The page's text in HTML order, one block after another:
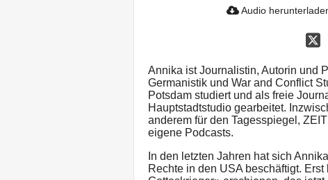
Audio
Annika ist Journalistin, Autorin und
Germanistik und War and Conflict
Potsdam studiert und als freie
Hauptstadtstudio gearbeitet.
anderem für den Tagesspiegel,
eigene Podcasts.
In den letzten Jahren hat sich
Rechte in den USA beschäftigt.